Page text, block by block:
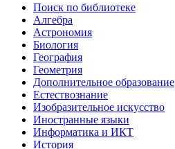
Поиск по библиотеке
Алгебра
Астрономия
Биология
География
Геометрия
Дополнительное образование
Естествознание
Изобразительное искусство
Иностранные языки
Информатика и ИКТ
История